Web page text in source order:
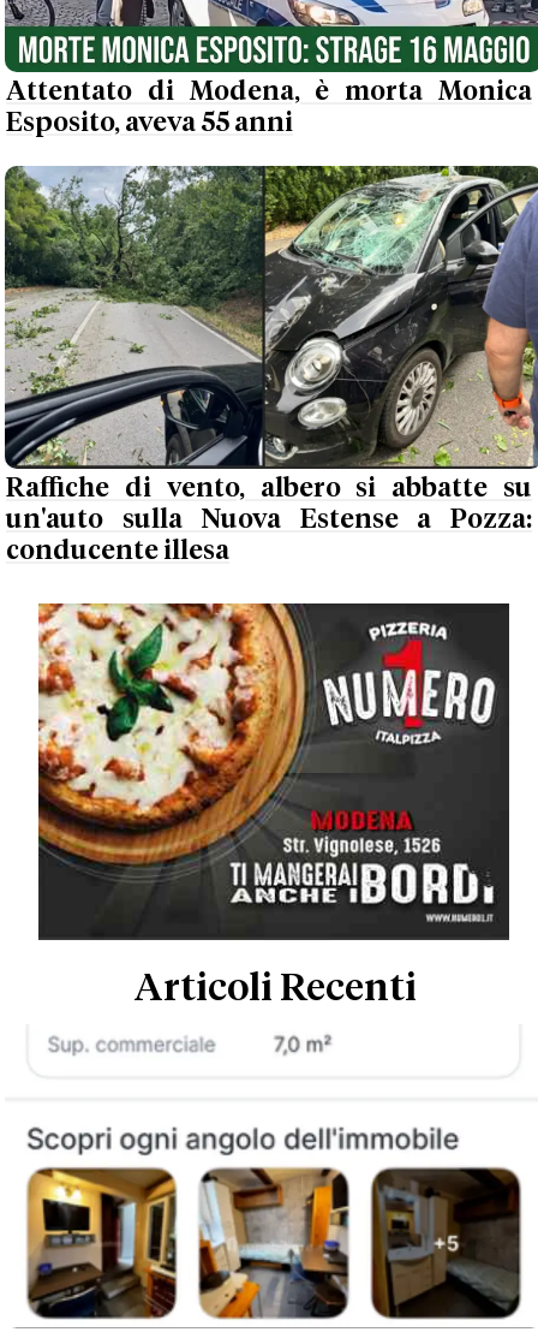
Attentato di Modena, è morta Monica
Esposito, aveva 55 anni
Raffiche di vento, albero si abbatte su
un'auto sulla Nuova Estense a Pozza:
conducente illesa
Articoli Recenti